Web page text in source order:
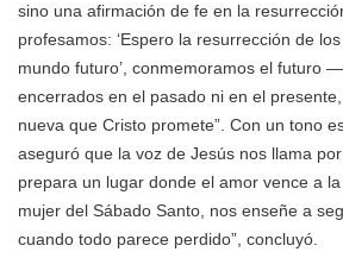
sino una afirmación de fe en la
profesamos: ‘Espero la resurrección de
mundo futuro’, conmemoramos el futuro
encerrados en el pasado ni en el
nueva que Cristo promete”. Con un tono
aseguró que la voz de Jesús nos llama
prepara un lugar donde el amor vence a la
mujer del Sábado Santo, nos enseñe a
cuando todo parece perdido”, concluyó.